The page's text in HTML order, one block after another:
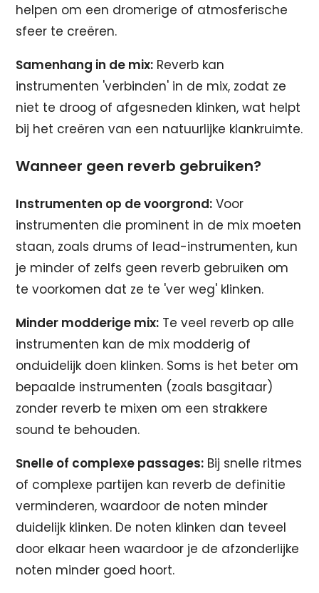
helpen om een dromerige of atmosferische
sfeer te creëren.
Samenhang in de mix: Reverb kan
instrumenten 'verbinden' in de mix, zodat ze
niet te droog of afgesneden klinken, wat helpt
bij het creëren van een natuurlijke klankruimte.
Wanneer geen reverb gebruiken?
Instrumenten op de voorgrond: Voor
instrumenten die prominent in de mix moeten
staan, zoals drums of lead-instrumenten, kun
je minder of zelfs geen reverb gebruiken om
te voorkomen dat ze te 'ver weg' klinken.
Minder modderige mix: Te veel reverb op alle
instrumenten kan de mix modderig of
onduidelijk doen klinken. Soms is het beter om
bepaalde instrumenten (zoals basgitaar)
zonder reverb te mixen om een strakkere
sound te behouden.
Snelle of complexe passages: Bij snelle ritmes
of complexe partijen kan reverb de definitie
verminderen, waardoor de noten minder
duidelijk klinken. De noten klinken dan teveel
door elkaar heen waardoor je de afzonderlijke
noten minder goed hoort.